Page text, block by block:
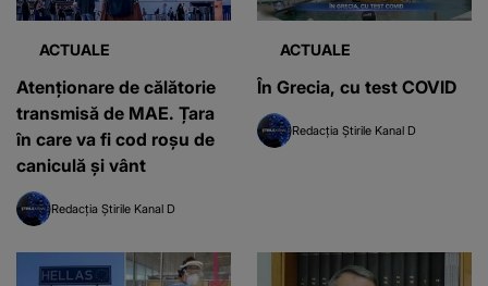
ACTUALE
Atenționare de călătorie
transmisă de MAE. Țara
în care va fi cod roșu de
caniculă și vânt
Redacția Știrile Kanal D
ACTUALE
În Grecia, cu test COVID
Redacția Știrile Kanal D